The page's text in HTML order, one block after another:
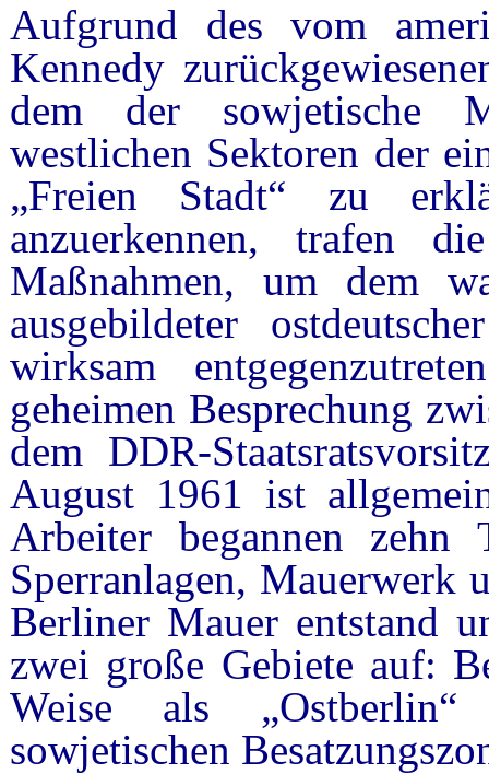
Aufgrund des vom
Kennedy
dem der sowjetische
westlichen Sektoren der
„Freien Stadt“ zu
anzuerkennen, trafen
Maßnahmen, um dem
ausgebildeter
wirksam
geheimen Besprechung
dem DDR-
August 1961 ist
Arbeiter begannen zehn
Sperranlagen, Mauerwerk
Berliner Mauer entstand
zwei große Gebiete auf:
Weise als „Ostberlin“
sowjetischen